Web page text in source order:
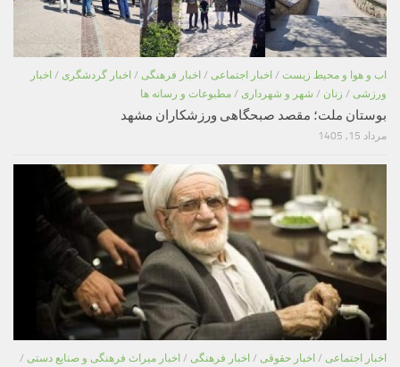
اب و هوا و محیط زیست / اخبار اجتماعی / اخبار فرهنگی / اخبار گردشگری / اخبار
ورزشی / زنان / شهر و شهرداری / مطبوعات و رسانه ها
بوستان ملت؛ مقصد صبحگاهی ورزشکاران مشهد
مرداد 15, 1405
اخبار اجتماعی / اخبار حقوقی / اخبار فرهنگی / اخبار میراث فرهنگی و صنایع دستی /